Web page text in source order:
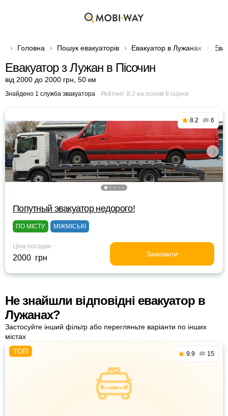
Головна Пошук евакуаторів Евакуатор в Лужанах
Евакуатор з Лужан в Пісочин
від 2000 до 2000 грн 50 км
Знайдено 1 служба эвакуатора Рейтинг: 8.2 на основі 6 оцінок
8.2 6
Попутный эвакуатор недорого!
ПО МІСТУ МІЖМІСЬКІ
Ціна посадки
2000 грн Замовити
Не знайшли відповідні евакуатор в
Лужанах?
Застосуйте інший фільтр або перегляньте варіанти по інших
містах
9.9 15